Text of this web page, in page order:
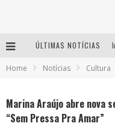
ÚLTIMAS NOTÍCIAS
Home Notícias Cultura
Marina Araújo abre nova
“Sem Pressa Pra Amar”